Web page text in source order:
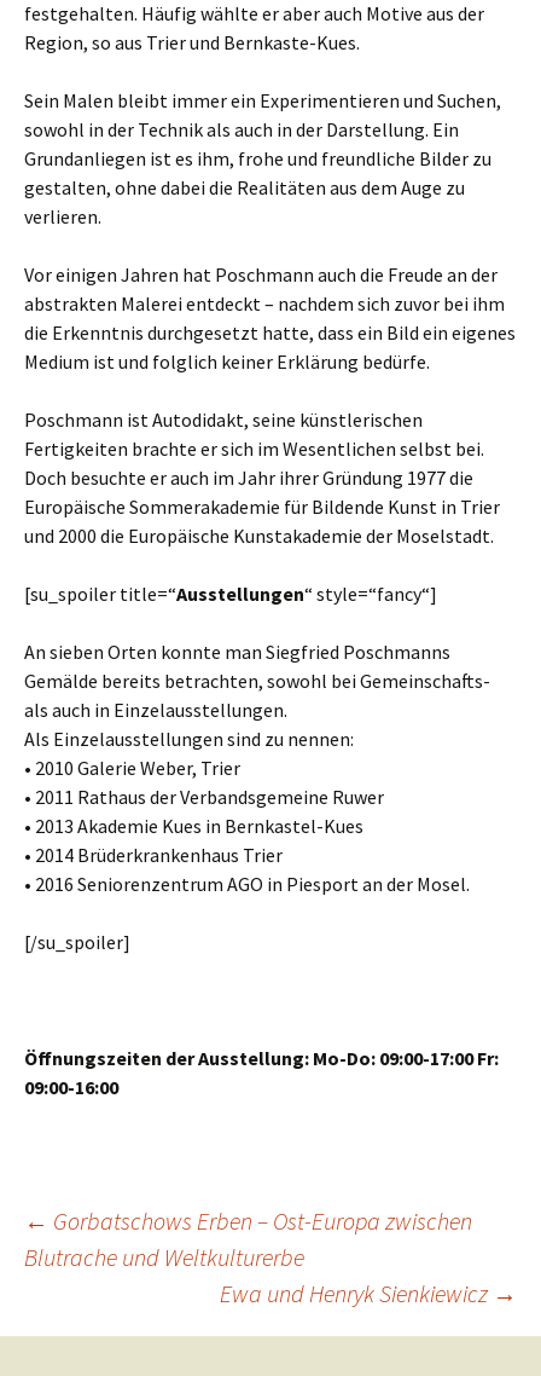
festgehalten. Häufig wählte er aber auch Motive aus der
Region, so aus Trier und Bernkaste-Kues.
Sein Malen bleibt immer ein Experimentieren und Suchen,
sowohl in der Technik als auch in der Darstellung. Ein
Grundanliegen ist es ihm, frohe und freundliche Bilder zu
gestalten, ohne dabei die Realitäten aus dem Auge zu
verlieren.
Vor einigen Jahren hat Poschmann auch die Freude an der
abstrakten Malerei entdeckt – nachdem sich zuvor bei ihm
die Erkenntnis durchgesetzt hatte, dass ein Bild ein eigenes
Medium ist und folglich keiner Erklärung bedürfe.
Poschmann ist Autodidakt, seine künstlerischen
Fertigkeiten brachte er sich im Wesentlichen selbst bei.
Doch besuchte er auch im Jahr ihrer Gründung 1977 die
Europäische Sommerakademie für Bildende Kunst in Trier
und 2000 die Europäische Kunstakademie der Moselstadt.
[su_spoiler title=“Ausstellungen“ style=“fancy“]
An sieben Orten konnte man Siegfried Poschmanns
Gemälde bereits betrachten, sowohl bei Gemeinschafts-
als auch in Einzelausstellungen.
Als Einzelausstellungen sind zu nennen:
• 2010 Galerie Weber, Trier
• 2011 Rathaus der Verbandsgemeine Ruwer
• 2013 Akademie Kues in Bernkastel-Kues
• 2014 Brüderkrankenhaus Trier
• 2016 Seniorenzentrum AGO in Piesport an der Mosel.
[/su_spoiler]
Öffnungszeiten der Ausstellung: Mo-Do: 09:00-17:00 Fr:
09:00-16:00
Beitrags-
Navigation
← Gorbatschows Erben – Ost-Europa zwischen
Blutrache und Weltkulturerbe
Ewa und Henryk Sienkiewicz →